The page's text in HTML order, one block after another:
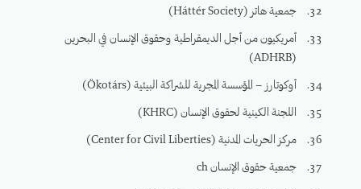
جمعية هاتر (Háttér Society)
أمريكيون من أجل الديمقراطية وحقوق الإنسان في البحرين
أوكوتارز – المؤسسة المجرية للشراكة البيئية (Ökotárs)
اللجنة الكينية لحقوق الإنسان (KHRC)
مركز الحريات المدنية (Center for Civil Liberties)
جمعية حقوق الإنسان ch